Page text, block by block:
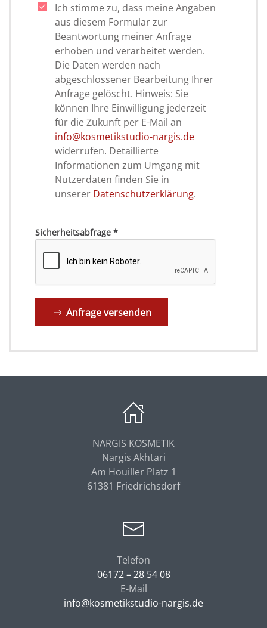
Ich stimme zu, dass meine Angaben
aus diesem Formular zur
Beantwortung meiner Anfrage
erhoben und verarbeitet werden.
Die Daten werden nach
abgeschlossener Bearbeitung Ihrer
Anfrage gelöscht. Hinweis: Sie
können Ihre Einwilligung jederzeit
für die Zukunft per E-Mail an
info@kosmetikstudio-nargis.de
widerrufen. Detaillierte
Informationen zum Umgang mit
Nutzerdaten finden Sie in
unserer Datenschutzerklärung.
Sicherheitsabfrage *
Anfrage versenden
NARGIS KOSMETIK
Nargis Akhtari
Am Houiller Platz 1
61381 Friedrichsdorf
Telefon
06172 – 28 54 08
E-Mail
info@kosmetikstudio-nargis.de